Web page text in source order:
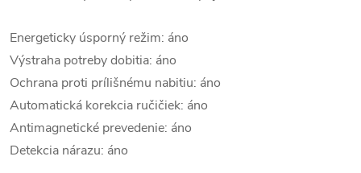
Energeticky úsporný režim: áno
Výstraha potreby dobitia: áno
Ochrana proti prílišnému nabitiu: áno
Automatická korekcia ručičiek: áno
Antimagnetické prevedenie: áno
Detekcia nárazu: áno